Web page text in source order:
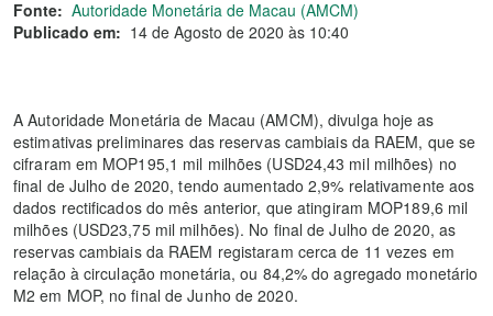
Fonte: Autoridade Monetária de Macau (AMCM)
Publicado em: 14 de Agosto de 2020 às 10:40
A Autoridade Monetária de Macau (AMCM), divulga hoje as
estimativas preliminares das reservas cambiais da RAEM, que se
cifraram em MOP195,1 mil milhões (USD24,43 mil milhões) no
final de Julho de 2020, tendo aumentado 2,9% relativamente aos
dados rectificados do mês anterior, que atingiram MOP189,6 mil
milhões (USD23,75 mil milhões). No final de Julho de 2020, as
reservas cambiais da RAEM registaram cerca de 11 vezes em
relação à circulação monetária, ou 84,2% do agregado monetário
M2 em MOP, no final de Junho de 2020.